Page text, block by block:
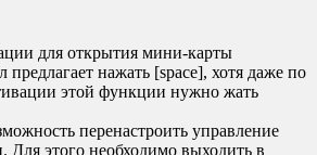
для открытия мини-карты
нажать [space], хотя даже по
этой функции нужно жать
перенастроить управление
Для этого необходимо выходить в